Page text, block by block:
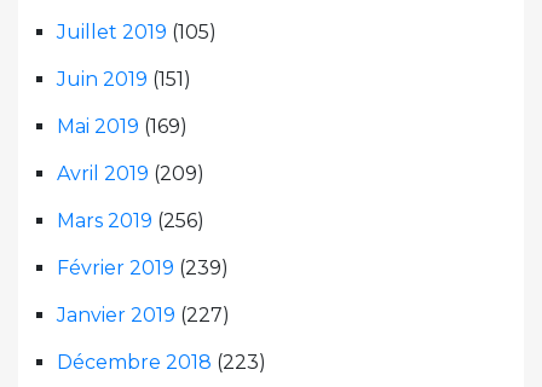
Juillet 2019 (105)
Juin 2019 (151)
Mai 2019 (169)
Avril 2019 (209)
Mars 2019 (256)
Février 2019 (239)
Janvier 2019 (227)
Décembre 2018 (223)